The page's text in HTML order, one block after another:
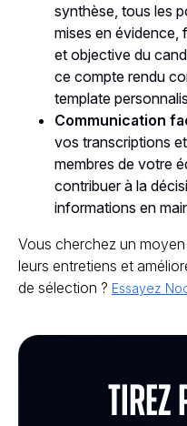
synthèse, tous les
mises en évidence,
et objective du
ce compte rendu
template
Communication
vos transcriptions
membres de votre
contribuer à la
informations en
Vous cherchez un
leurs entretiens et
de sélection ? Essayez
Tirez